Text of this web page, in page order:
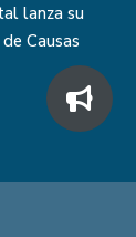
lanza su
Causas